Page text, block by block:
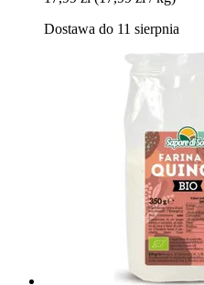
Dostawa do 11 sierpnia